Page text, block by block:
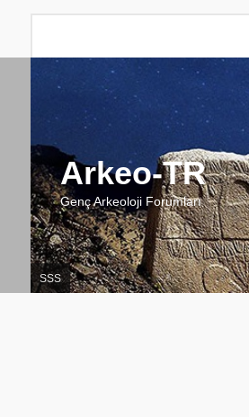
Arkeo-TR
Genç Arkeoloji Forumları
SSS